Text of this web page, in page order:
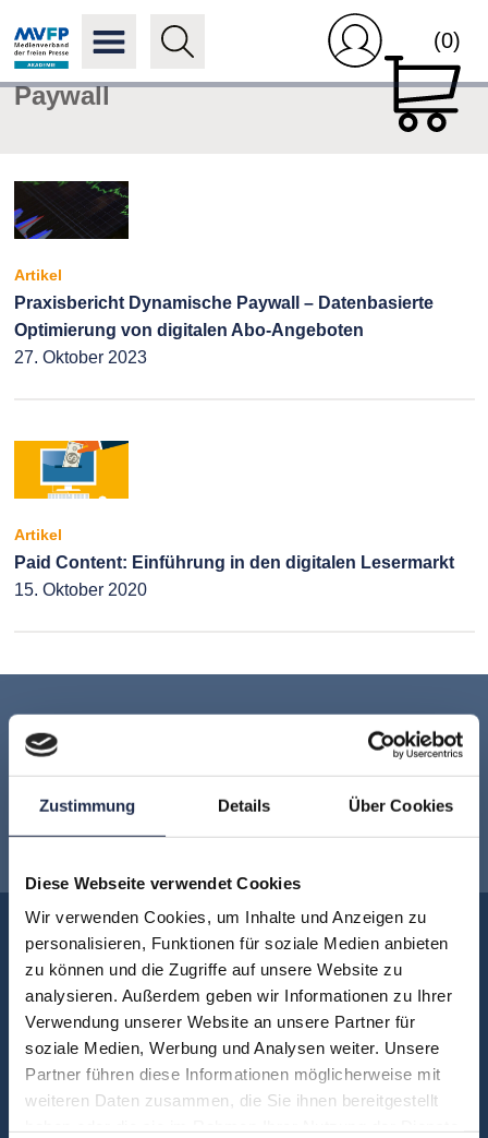
Zustimmung Details Über Cookies
Diese Webseite verwendet Cookies
Wir verwenden Cookies, um Inhalte und Anzeigen zu
personalisieren, Funktionen für soziale Medien anbieten
zu können und die Zugriffe auf unsere Website zu
analysieren. Außerdem geben wir Informationen zu Ihrer
Verwendung unserer Website an unsere Partner für
soziale Medien, Werbung und Analysen weiter. Unsere
Partner führen diese Informationen möglicherweise mit
weiteren Daten zusammen, die Sie ihnen bereitgestellt
(0)
Paywall
Artikel
Praxisbericht Dynamische Paywall – Datenbasierte
Optimierung von digitalen Abo-Angeboten
27. Oktober 2023
Artikel
Paid Content: Einführung in den digitalen Lesermarkt
15. Oktober 2020
Keine Veranstaltung mehr verpassen:
Jetzt für denMVFP Akademie
Newsletter anmelden!
Akademie
Über uns
FAQ
Unsere Experten
Teilnehmerstimmen
Kontakt